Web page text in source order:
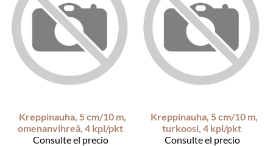
Kreppinauha, 5 cm/10 m,
omenanvihreä, 4 kpl/pkt
Consulte el precio
Kreppinauha, 5 cm/10 m,
turkoosi, 4 kpl/pkt
Consulte el precio